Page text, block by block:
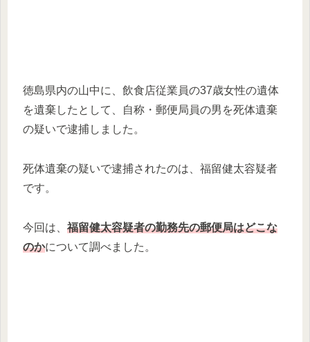
徳島県内の山中に、飲食店従業員の37歳女性の遺体
を遺棄したとして、自称・郵便局員の男を死体遺棄
の疑いで逮捕しました。
死体遺棄の疑いで逮捕されたのは、福留健太容疑者
です。
今回は、 福留健太容疑者の勤務先の郵便局はどこな
のかについて調べました。